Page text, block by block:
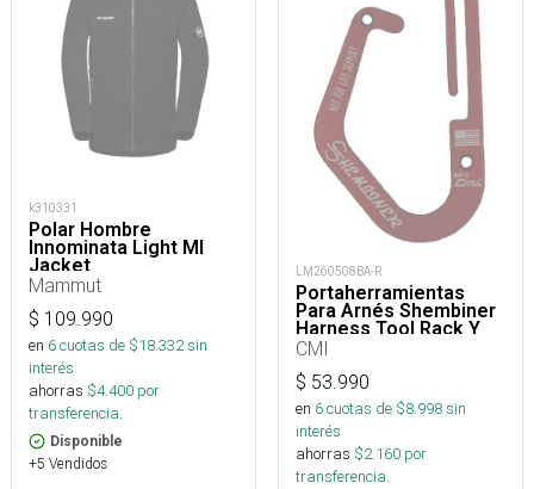
k310331
Polar Hombre
Innominata Light Ml
Jacket
Mammut
$ 109.990
en 6cuotas de $18.332sin
interés
ahorras $4.400 por
transferencia.
Disponible
+5 Vendidos
LM260508BA-R
Portaherramientas
Para Arnés Shembiner
Harness Tool Rack Y
Arborismo
CMI
$ 53.990
en 6cuotas de $8.998sin
interés
ahorras $2.160 por
transferencia.